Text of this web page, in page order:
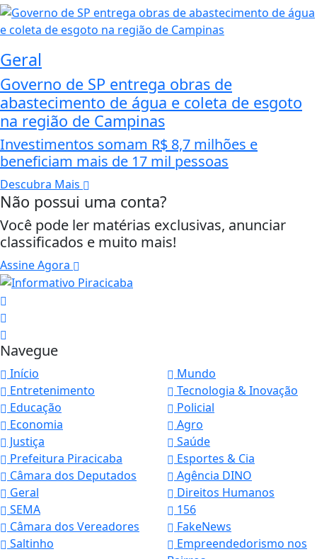
Geral
Governo de SP entrega obras de
abastecimento de água e coleta de esgoto
na região de Campinas
Investimentos somam R$ 8,7 milhões e
beneficiam mais de 17 mil pessoas
Descubra Mais
Não possui uma conta?
Você pode ler matérias exclusivas, anunciar
classificados e muito mais!
Assine Agora
Navegue
Início
Mundo
Entretenimento
Tecnologia & Inovação
Educação
Policial
Economia
Agro
Justiça
Saúde
Prefeitura Piracicaba
Esportes & Cia
Câmara dos Deputados
Agência DINO
Geral
Direitos Humanos
SEMA
156
Câmara dos Vereadores
FakeNews
Saltinho
Empreendedorismo nos